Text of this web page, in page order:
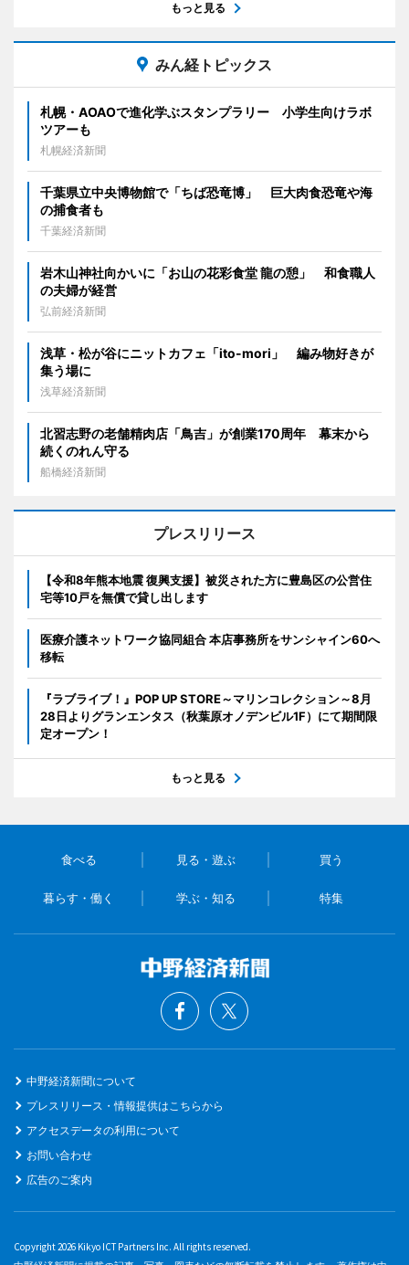
もっと見る
みん経トピックス
札幌・AOAOで進化学ぶスタンプラリー 小学生向けラボ
ツアーも
札幌経済新聞
千葉県立中央博物館で「ちば恐竜博」 巨大肉食恐竜や海
の捕食者も
千葉経済新聞
岩木山神社向かいに「お山の花彩食堂 龍の憩」 和食職人
の夫婦が経営
弘前経済新聞
浅草・松が谷にニットカフェ「ito-mori」 編み物好きが
集う場に
浅草経済新聞
北習志野の老舗精肉店「鳥吉」が創業170周年 幕末から
続くのれん守る
船橋経済新聞
プレスリリース
【令和8年熊本地震 復興支援】被災された方に豊島区の公営住
宅等10戸を無償で貸し出します
医療介護ネットワーク協同組合 本店事務所をサンシャイン60へ
移転
『ラブライブ！』POP UP STORE～マリンコレクション～8月
28日よりグランエンタス（秋葉原オノデンビル1F）にて期間限
定オープン！
もっと見る
食べる 見る・遊ぶ 買う
暮らす・働く 学ぶ・知る 特集
中野経済新聞について
プレスリリース・情報提供はこちらから
アクセスデータの利用について
お問い合わせ
広告のご案内
Copyright 2026 Kikyo ICT Partners Inc. All rights reserved.